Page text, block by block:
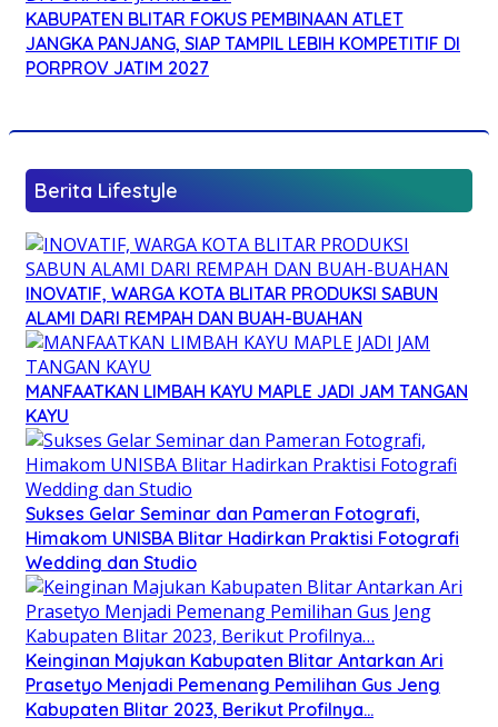
KABUPATEN BLITAR FOKUS PEMBINAAN ATLET
JANGKA PANJANG, SIAP TAMPIL LEBIH KOMPETITIF DI
PORPROV JATIM 2027
Berita Lifestyle
INOVATIF, WARGA KOTA BLITAR PRODUKSI SABUN
ALAMI DARI REMPAH DAN BUAH-BUAHAN
MANFAATKAN LIMBAH KAYU MAPLE JADI JAM TANGAN
KAYU
Sukses Gelar Seminar dan Pameran Fotografi,
Himakom UNISBA Blitar Hadirkan Praktisi Fotografi
Wedding dan Studio
Keinginan Majukan Kabupaten Blitar Antarkan Ari
Prasetyo Menjadi Pemenang Pemilihan Gus Jeng
Kabupaten Blitar 2023, Berikut Profilnya…